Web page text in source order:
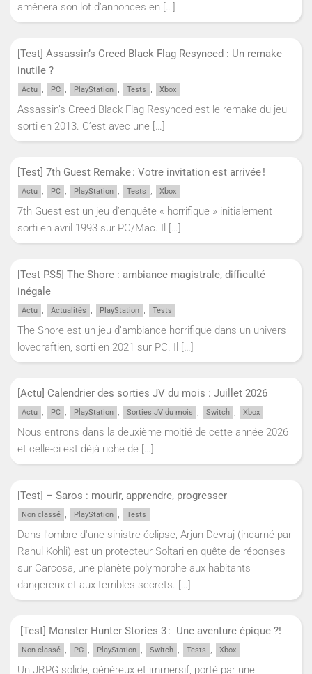
amènera son lot d’annonces en […]
[Test] Assassin’s Creed Black Flag Resynced : Un remake
inutile ?
Actu , PC , PlayStation , Tests , Xbox
Assassin’s Creed Black Flag Resynced est le remake du jeu
sorti en 2013. C’est avec une […]
[Test] 7th Guest Remake : Votre invitation est arrivée !
Actu , PC , PlayStation , Tests , Xbox
7th Guest est un jeu d’enquête « horrifique » initialement
sorti en avril 1993 sur PC/Mac. Il […]
[Test PS5] The Shore : ambiance magistrale, difficulté
inégale
Actu , Actualités , PlayStation , Tests
The Shore est un jeu d’ambiance horrifique dans un univers
lovecraftien, sorti en 2021 sur PC. Il […]
[Actu] Calendrier des sorties JV du mois : Juillet 2026
Actu , PC , PlayStation , Sorties JV du mois , Switch , Xbox
Nous entrons dans la deuxième moitié de cette année 2026
et celle-ci est déjà riche de […]
[Test] – Saros : mourir, apprendre, progresser
Non classé , PlayStation , Tests
Dans l'ombre d'une sinistre éclipse, Arjun Devraj (incarné par
Rahul Kohli) est un protecteur Soltari en quête de réponses
sur Carcosa, une planète polymorphe aux habitants
dangereux et aux terribles secrets. […]
[Test] Monster Hunter Stories 3 : Une aventure épique ?!
Non classé , PC , PlayStation , Switch , Tests , Xbox
Un JRPG solide, généreux et immersif, porté par une